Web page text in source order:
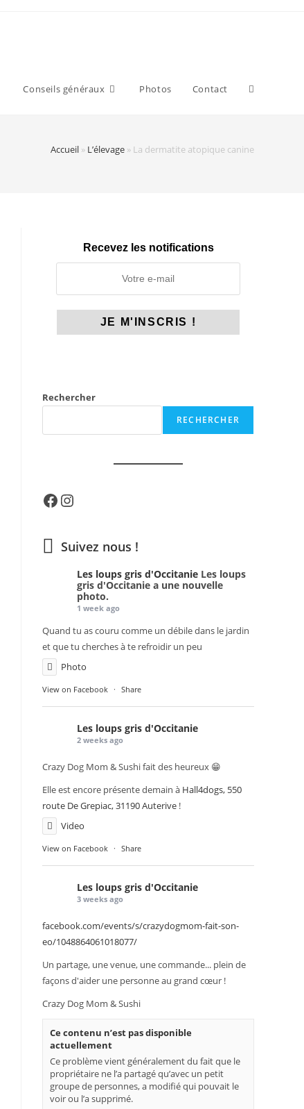
Conseils généraux Photos Contact Toggle
Accueil » L’élevage » La dermatite atopique canine
Recevez les notifications
Rechercher
RECHERCHER
FacebookInstagram
Suivez nous !
Les loups gris d'Occitanie Les loups
gris d'Occitanie a une nouvelle
photo.
1 week ago
Quand tu as couru comme un débile dans le jardin
et que tu cherches à te refroidir un peu
Photo
View on Facebook · Share
Les loups gris d'Occitanie
2 weeks ago
Crazy Dog Mom & Sushi fait des heureux 😁
Elle est encore présente demain à Hall4dogs, 550
route De Grepiac, 31190 Auterive !
Video
View on Facebook · Share
Les loups gris d'Occitanie
3 weeks ago
facebook.com/events/s/crazydogmom-fait-son-
eo/1048864061018077/
Un partage, une venue, une commande... plein de
façons d'aider une personne au grand cœur !
Crazy Dog Mom & Sushi
Ce contenu n’est pas disponible
actuellement
Ce problème vient généralement du fait que le
propriétaire ne l’a partagé qu’avec un petit
groupe de personnes, a modifié qui pouvait le
voir ou l’a supprimé.